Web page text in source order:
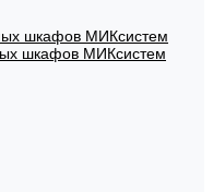
шкафов МИКсистем
шкафов МИКсистем